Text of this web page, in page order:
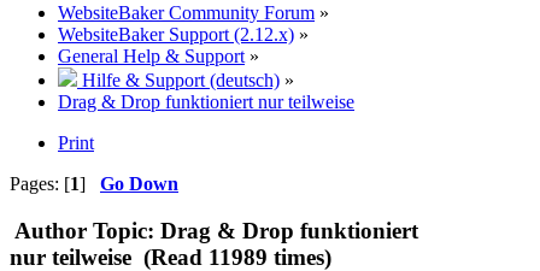
WebsiteBaker Community Forum »
WebsiteBaker Support (2.12.x) »
General Help & Support »
Hilfe & Support (deutsch) »
Drag & Drop funktioniert nur teilweise
Print
Pages: [1] Go Down
Author Topic: Drag & Drop funktioniert
nur teilweise (Read 11989 times)